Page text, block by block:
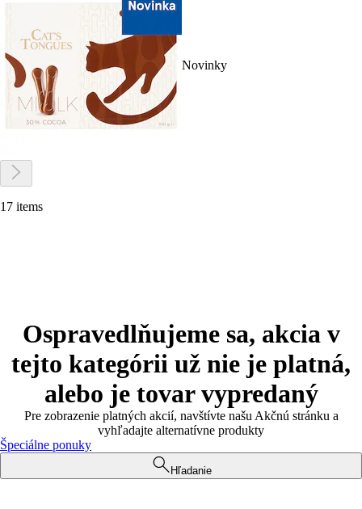
Novinky
17 items
Ospravedlňujeme sa, akcia v
tejto kategórii už nie je platná,
alebo je tovar vypredaný
Pre zobrazenie platných akcií, navštívte našu Akčnú stránku a
vyhľadajte alternatívne produkty
Špeciálne ponuky
Hľadanie